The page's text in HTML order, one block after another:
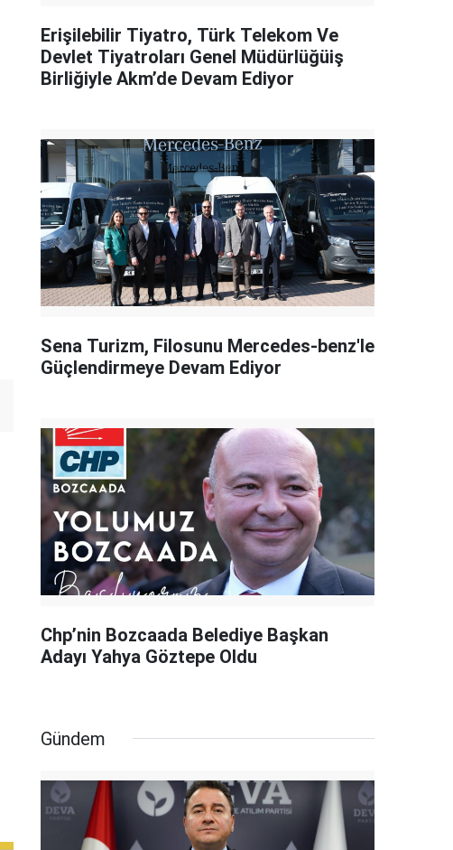
Erişilebilir Tiyatro, Türk Telekom Ve
Devlet Tiyatroları Genel Müdürlüğüiş
Birliğiyle Akm’de Devam Ediyor
Sena Turizm, Filosunu Mercedes-benz'le
Güçlendirmeye Devam Ediyor
Chp’nin Bozcaada Belediye Başkan
Adayı Yahya Göztepe Oldu
Gündem